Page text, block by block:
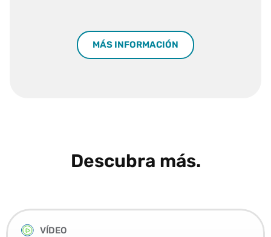
MÁS INFORMACIÓN
Descubra más.
VÍDEO